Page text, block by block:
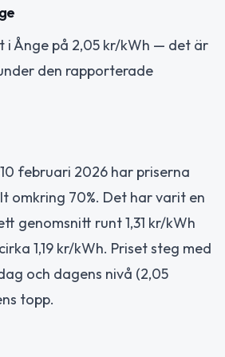
i Ånge på 2,05 kr/kWh — det är
den rapporterade
februari 2026 har priserna
70%. Det har varit en
genomsnitt runt 1,31 kr/kWh
1,19 kr/kWh. Priset steg med
och dagens nivå (2,05
topp.